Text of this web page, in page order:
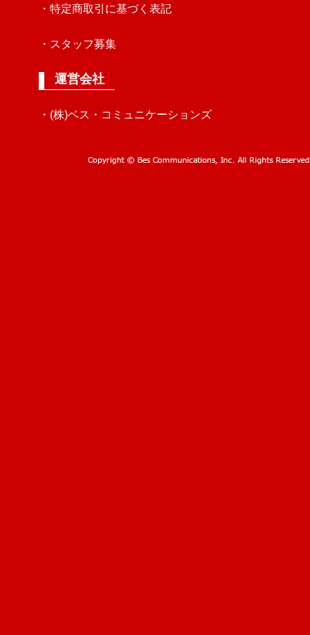
・特定商取引に基づく表記
・スタッフ募集
運営会社
・(株)ベス・コミュニケーションズ